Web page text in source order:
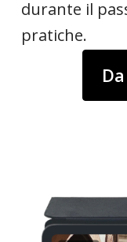
durante il
pratiche.